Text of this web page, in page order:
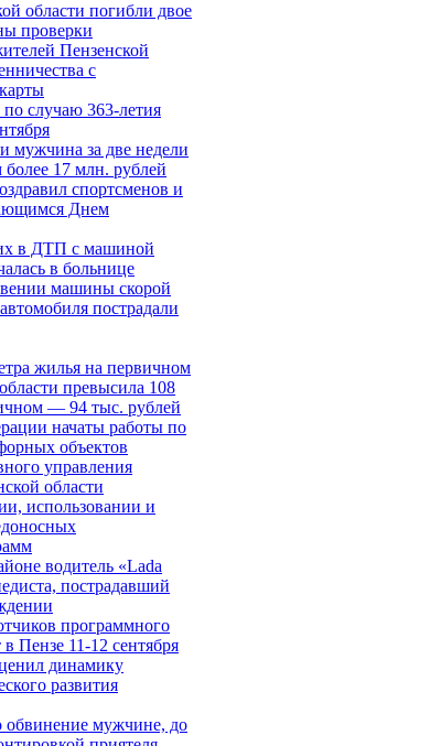
области погибли двое
проверки
Пензенской
c
случаю 363-летия
мужчина за две недели
17 млн. рублей
спортсменов и
Днем
в ДТП с машиной
в больнице
машины скорой
пострадали
жилья на первичном
превысила 108
— 94 тыс. рублей
начаты работы по
объектов
управления
области
использовании и
водитель «Lada
пострадавший
программного
Пензе 11-12 сентября
динамику
развития
обвинение мужчине, до